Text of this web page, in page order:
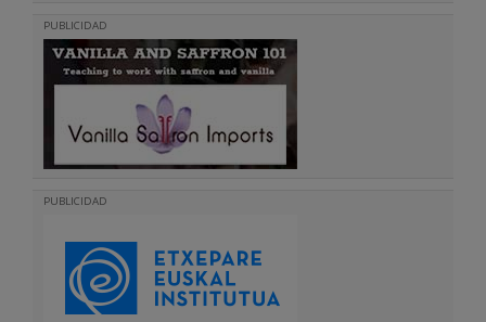
PUBLICIDAD
PUBLICIDAD